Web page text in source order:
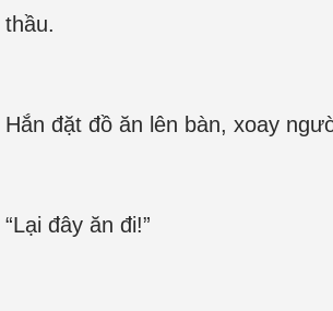
thầu.
Hắn đặt đồ ăn lên bàn, xoay
“Lại đây ăn đi!”